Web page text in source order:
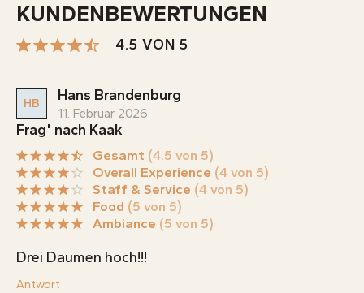
KUNDENBEWERTUNGEN
4.5 VON 5
HB Hans Brandenburg
11. Februar 2026
Frag' nach Kaak
Gesamt (4.5 von 5)
Overall Experience (4 von 5)
Staff & Service (4 von 5)
Food (5 von 5)
Ambiance (5 von 5)
Drei Daumen hoch!!!
Antwort